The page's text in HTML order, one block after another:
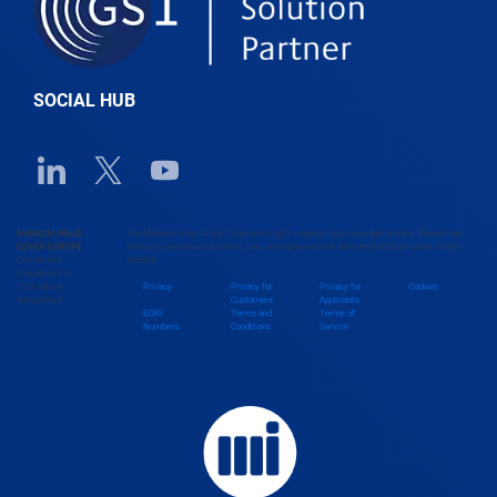
Belize
Bolivia
SOCIAL HUB
Linkedin URL link
Twitter URL linkYoutube URL link
MARKEM-IMAJE
DOVER EUROPE
Chemin des
Coquelicots 16
1214 Vernier
Switzerland
The Markem-Imaje Group (“Markem-Imaje”) respects your individual privacy. Please read
below to check how we collect, use, and share personal data obtained from users on this
website.
Privacy
Privacy for
Customers
Privacy for
Applicants
Cookies
EORI
Numbers
Terms and
Conditions
Terms of
Service